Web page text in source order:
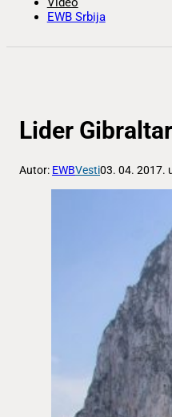
EWB Srbija
Lider
Autor: EWBVesti03. 04. 2017.